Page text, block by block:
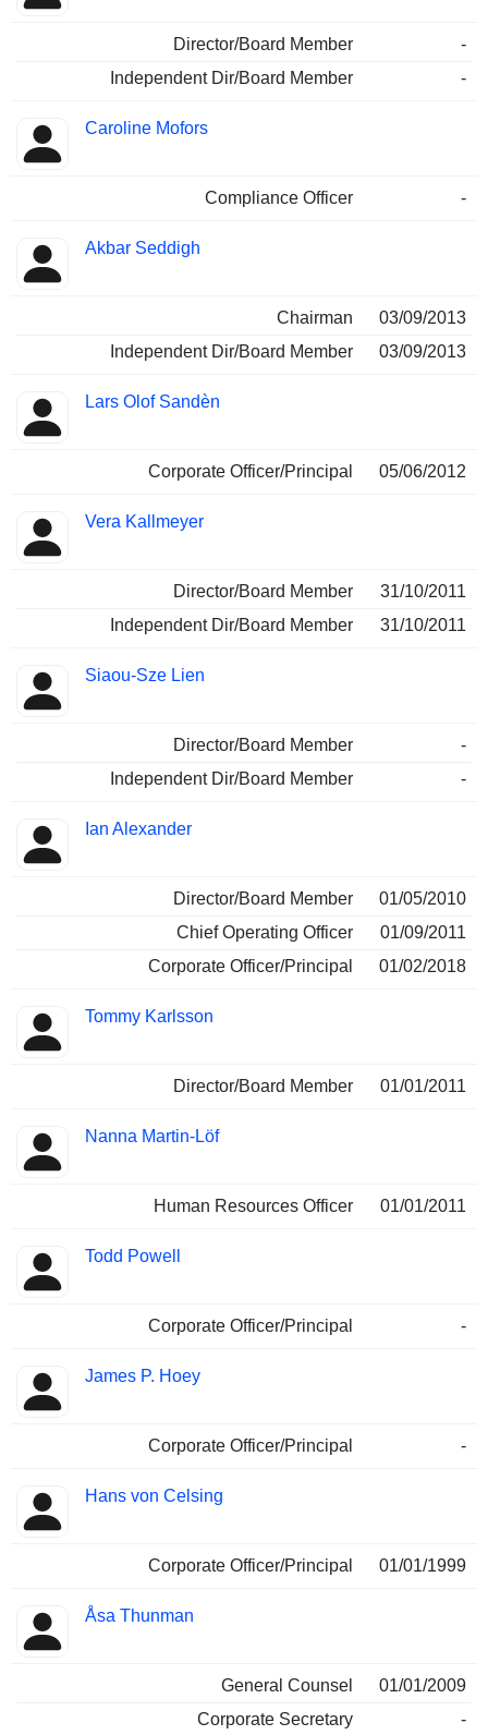
Director/Board Member
-
Independent Dir/Board Member
-
Caroline Mofors
Compliance Officer -
Akbar Seddigh
Chairman
03/09/2013
Independent Dir/Board Member
03/09/2013
Lars Olof Sandèn
Corporate Officer/Principal 05/06/2012
Vera Kallmeyer
Director/Board Member
31/10/2011
Independent Dir/Board Member
31/10/2011
Siaou-Sze Lien
Director/Board Member
-
Independent Dir/Board Member
-
Ian Alexander
Director/Board Member
01/05/2010
Chief Operating Officer
01/09/2011
Corporate Officer/Principal
01/02/2018
Tommy Karlsson
Director/Board Member 01/01/2011
Nanna Martin-Löf
Human Resources Officer 01/01/2011
Todd Powell
Corporate Officer/Principal -
James P. Hoey
Corporate Officer/Principal -
Hans von Celsing
Corporate Officer/Principal 01/01/1999
Åsa Thunman
General Counsel
01/01/2009
Corporate Secretary
-